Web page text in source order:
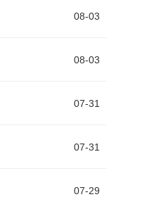
08-03
08-03
07-31
07-31
07-29